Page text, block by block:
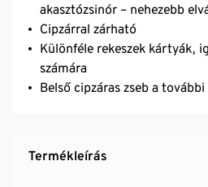
akasztózsinór – nehezebb
Cipzárral zárható
Különféle rekeszek kártyák,
számára
Belső cipzáras zseb a
Termékleírás